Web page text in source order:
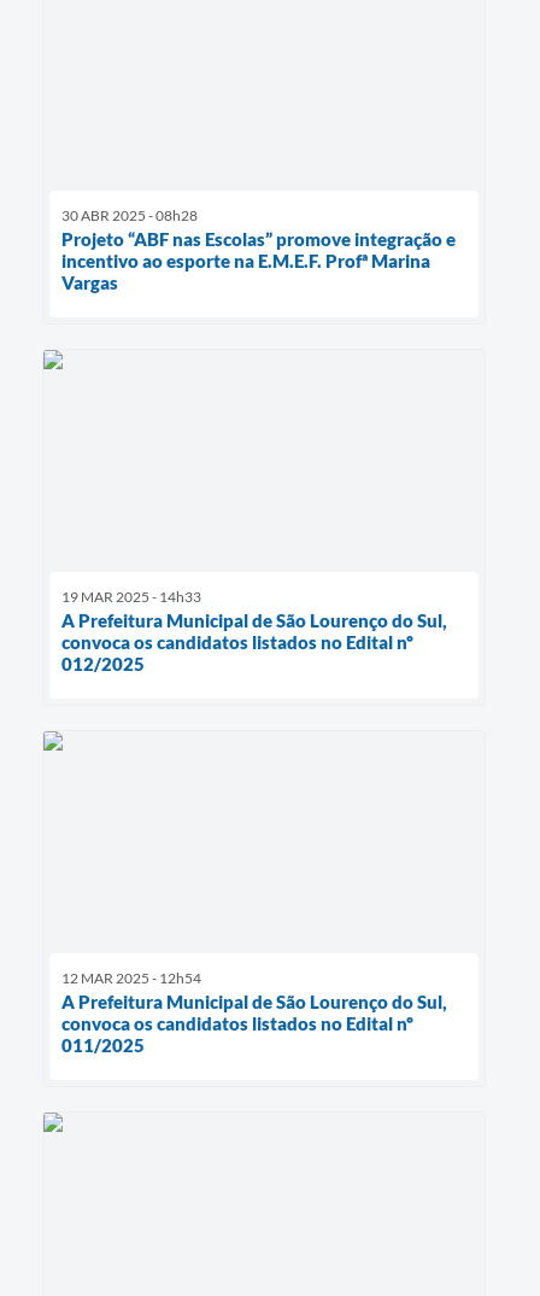
30 ABR 2025 - 08h28
Projeto “ABF nas Escolas” promove integração e
incentivo ao esporte na E.M.E.F. Profª Marina
Vargas
19 MAR 2025 - 14h33
A Prefeitura Municipal de São Lourenço do Sul,
convoca os candidatos listados no Edital nº
012/2025
12 MAR 2025 - 12h54
A Prefeitura Municipal de São Lourenço do Sul,
convoca os candidatos listados no Edital nº
011/2025